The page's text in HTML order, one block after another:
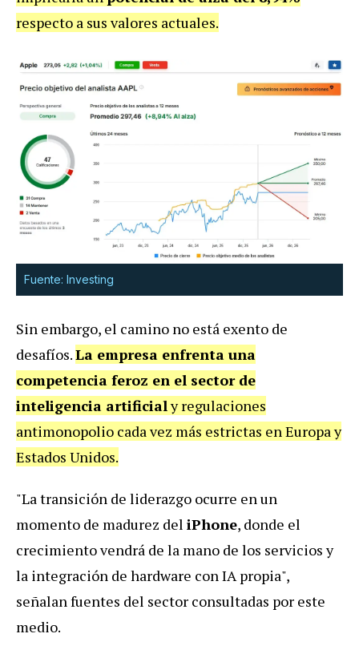
respecto a sus valores actuales.
Fuente: Investing
Sin embargo, el camino no está exento de
desafíos.La empresa enfrenta una
competencia feroz en el sector de
inteligencia artificialy regulaciones
antimonopolio cada vez más estrictas en Europa y
Estados Unidos.
"La transición de liderazgo ocurre en un
momento de madurez del iPhone, donde el
crecimiento vendrá de la mano de los servicios y
la integración de hardware con IA propia",
señalan fuentes del sector consultadas por este
medio.